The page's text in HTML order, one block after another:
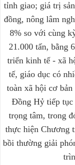
tỉnh giao; giá trị
đồng, nông lâm
8% so với cùng
21.000 tấn, bằng
triển kinh tế - xã
tế, giáo dục có
toàn xã hội cơ
Đồng Hỷ tiếp tục
trọng tâm, trong
thực hiện Chương
bồi thường giải